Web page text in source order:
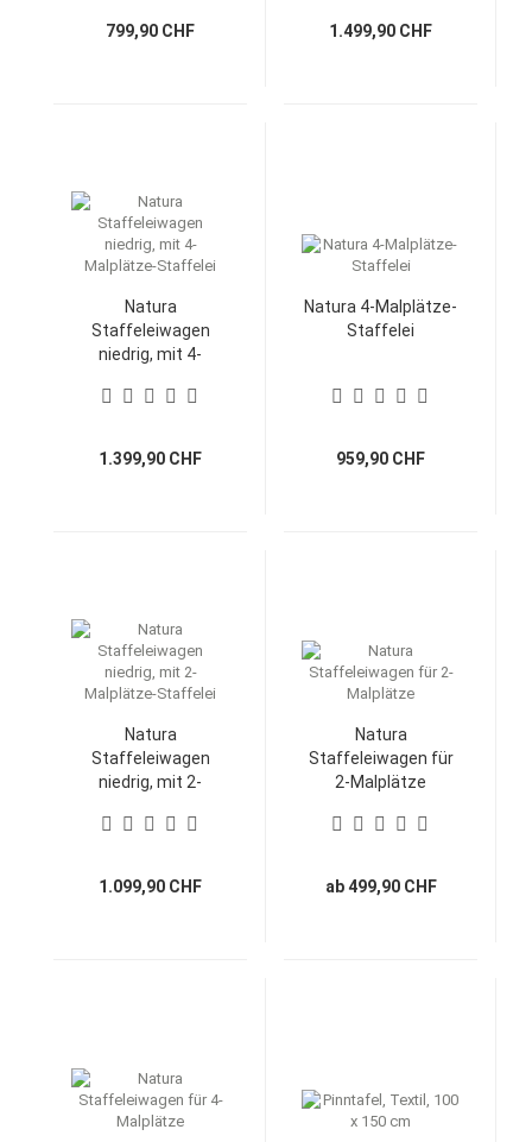
799,90 CHF 1.499,90 CHF
Natura
Staffeleiwagen
niedrig, mit 4-
1.399,90 CHF
Natura 4-Malplätze-
Staffelei
959,90 CHF
Natura
Staffeleiwagen
niedrig, mit 2-
1.099,90 CHF
Natura
Staffeleiwagen für
2-Malplätze
ab 499,90 CHF